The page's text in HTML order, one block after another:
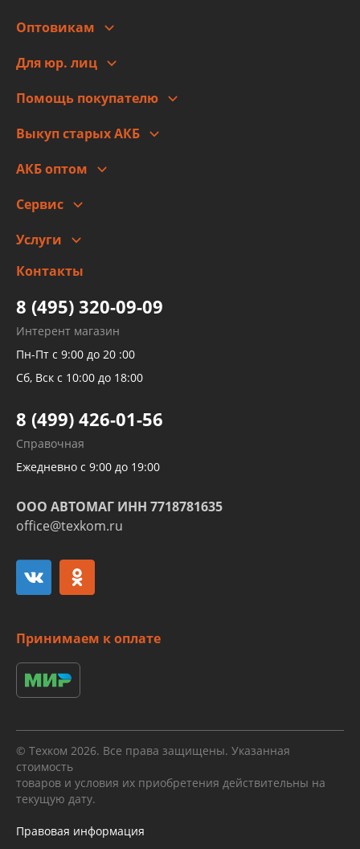
Адреса
Новости
Правовая информация
Оптовикам
Для юр. лиц
Помощь покупателю
Оплата
Гарантии и возврат
Выкуп старых АКБ
АКБ оптом
Сервис
Заправка кондиционера авто
Детейлинг
Услуги
высокого давления
Тормозных трубок
Рукавов гидроусилителей
Рукавов компрессоров и турбин
Трубок кондиционеров
Развертка пайка медных стальных
алюминиевых трубок и штуцеров
Контакты
8 (495) 320-09-09
Интерент магазин
Пн-Пт с 9:00 до 20 :00
Сб, Вск с 10:00 до 18:00
8 (499) 426-01-56
Справочная
Ежедневно с 9:00 до 19:00
ООО АВТОМАГ ИНН 7718781635
office@texkom.ru
Принимаем к оплате
© Техком 2026. Все права защищены. Указанная
стоимость
товаров и условия их приобретения действительны на
текущую дату.
Правовая информация